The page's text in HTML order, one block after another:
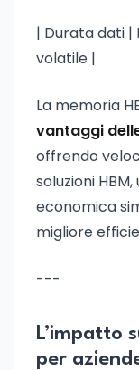
| Durata dati |
volatile |
La memoria
vantaggi
offrendo
soluzioni
economica
migliore
---
L’impatto
per